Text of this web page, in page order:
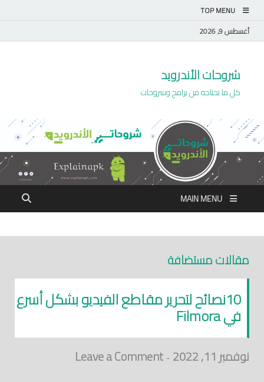
TOP MENU
أغسطس 9, 2026
شروحات الأندرويد
كل ما تحتاجه من برامج وشروحات
MAIN MENU
مقالات مستضافة
10نصائح لتحرير مقاطع الفيديو بشكل أسرع
في Filmora
نوفمبر 11, 2022 -
Leave a Comment